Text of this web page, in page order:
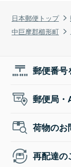
日本郵便トップ
中巨摩郡櫛形町
郵便番号
郵便局・
荷物のお
再配達の